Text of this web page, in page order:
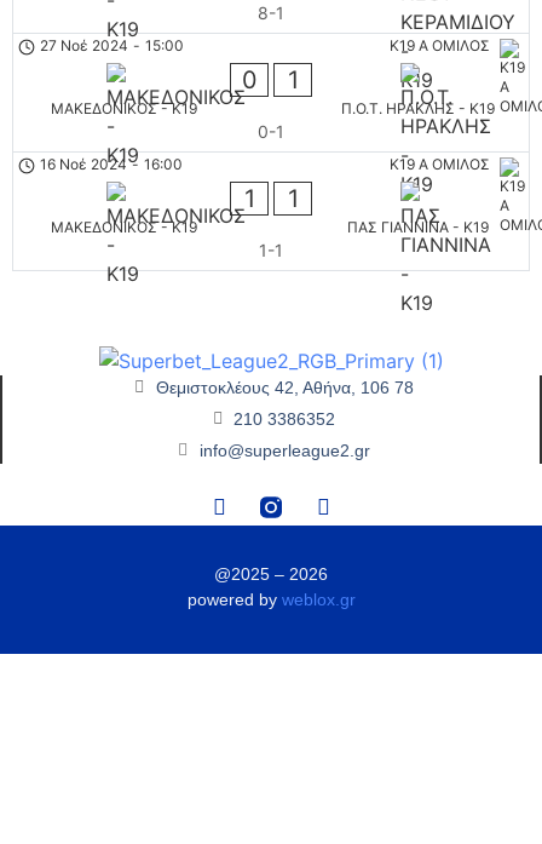
8-1
K19 Α ΟΜΙΛΟΣ
27 Νοέ 2024 - 15:00
ΜΑΚΕΔΟΝΙΚΟΣ - K19
0 1
Π.Ο.Τ. ΗΡΑΚΛΗΣ - K19
0-1
K19 Α ΟΜΙΛΟΣ
16 Νοέ 2024 - 16:00
ΜΑΚΕΔΟΝΙΚΟΣ - K19
1 1
ΠΑΣ ΓΙΑΝΝΙΝΑ - K19
1-1
Θεμιστοκλέους 42, Αθήνα, 106 78
210 3386352
info@superleague2.gr
@2025 – 2026
powered by weblox.gr